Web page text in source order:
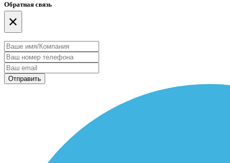
Обратная связь
×
Отправить